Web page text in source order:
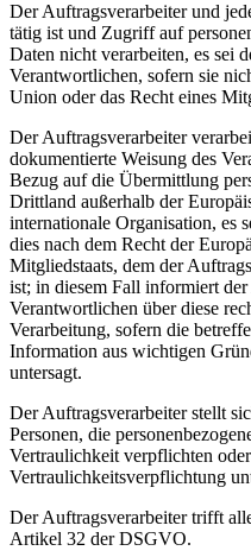
Der Auftragsverarbeiter und
tätig ist und Zugriff auf
Daten nicht verarbeiten, es sei
Verantwortlichen, sofern sie
Union oder das Recht eines
Der Auftragsverarbeiter
dokumentierte Weisung des
Bezug auf die Übermittlung
Drittland außerhalb der
internationale Organisation, es
dies nach dem Recht der
Mitgliedstaats, dem der
ist; in diesem Fall informiert
Verantwortlichen über diese
Verarbeitung, sofern die
Information aus wichtigen
untersagt.
Der Auftragsverarbeiter stellt
Personen, die
Vertraulichkeit verpflichten
Vertraulichkeitsverpflichtung
Der Auftragsverarbeiter trifft
Artikel 32 der DSGVO.